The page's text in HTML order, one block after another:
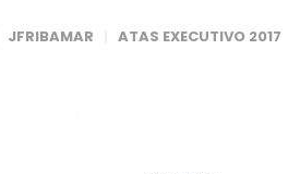
JFRIBAMAR ATAS EXECUTIVO 2017